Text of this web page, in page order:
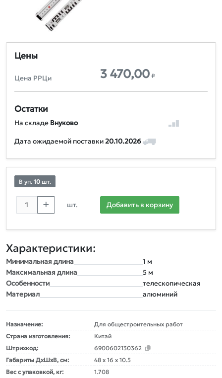
Цены
Цена РРЦи 3 470,00 ₽
Остатки
На складе Внуково
Дата ожидаемой поставки20.10.2026
В уп. 10 шт.
шт. Добавить в корзину
Характеристики:
Минимальная длина
1 м
Максимальная длина
5 м
Особенности
телескопическая
Материал
алюминий
Назначение:
Для общестроительных работ
Страна изготовления:
Китай
Штрихкод:
6900602130362
Габариты ДxШxВ, см:
48 x 16 x 10.5
Вес с упаковкой, кг:
1.708